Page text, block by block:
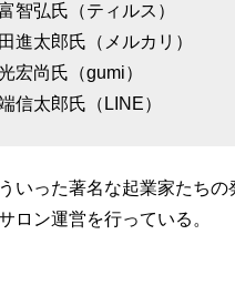
智弘氏（ティルス）
進太郎氏（メルカリ）
宏尚氏（gumi）
信太郎氏（LINE）
いった著名な起業家たちの
ロン運営を行っている。